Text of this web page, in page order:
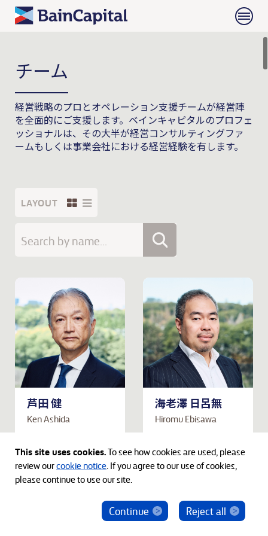
チーム
経営戦略のプロとオペレーション支援チームが経営陣
を全面的にご支援します。ベインキャピタルのプロフェ
ッショナルは、その大半が経営コンサルティングファ
ームもしくは事業会社における経営経験を有します。
LAYOUT
芦田 健
Ken Ashida
共同会長
海老澤 日呂無
Hiromu Ebisawa
エグゼクティブディ
レクター
ベインキャピタル社員を騙った投資勧誘にご注意
This site uses cookies.To see how cookies are used, please
review ourcookie notice. If you agree to our use of cookies,
please continue to use our site.
Reject all
Continue